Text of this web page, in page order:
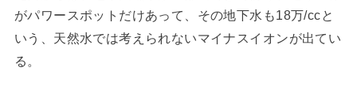
がパワースポットだけあって、その地下水も18万/ccと
いう、天然水では考えられないマイナスイオンが出てい
る。